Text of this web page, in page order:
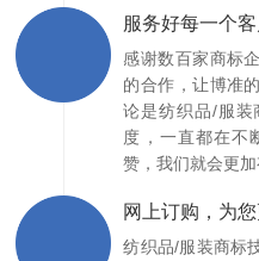
服务好每一个
感谢数百家商标
的合作，让博准
论是纺织品/服装
度，一直都在不
赞，我们就会更
网上订购，为
纺织品/服装商标